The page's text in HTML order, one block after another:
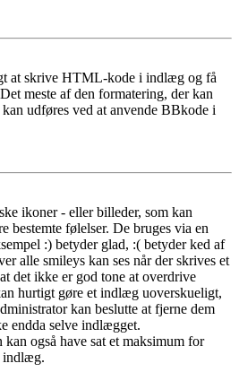
at skrive HTML-kode i indlæg og få
meste af den formatering, der kan
udføres ved at anvende BBkode i
ikoner - eller billeder, som kan
bestemte følelser. De bruges via en
:) betyder glad, :( betyder ked af
alle smileys kan ses når der skrives et
det ikke er god tone at overdrive
hurtigt gøre et indlæg uoverskueligt,
kan beslutte at fjerne dem
endda selve indlægget.
også have sat et maksimum for
indlæg.